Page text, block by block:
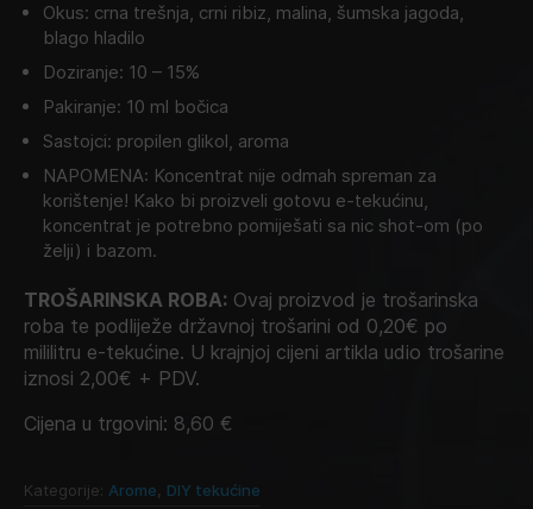
Okus: crna trešnja, crni ribiz, malina, šumska jagoda,
blago hladilo
Doziranje: 10 – 15%
Pakiranje: 10 ml bočica
Sastojci: propilen glikol, aroma
NAPOMENA: Koncentrat nije odmah spreman za
korištenje! Kako bi proizveli gotovu e-tekućinu,
koncentrat je potrebno pomiješati sa nic shot-om (po
želji) i bazom.
TROŠARINSKA ROBA: Ovaj proizvod je trošarinska
roba te podliježe državnoj trošarini od 0,20€ po
mililitru e-tekućine. U krajnjoj cijeni artikla udio trošarine
iznosi 2,00€ + PDV.
Cijena u trgovini: 8,60 €
Kategorije: Arome DIY tekućine